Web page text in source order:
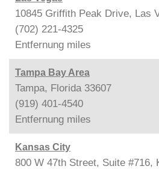
10845 Griffith Peak Drive, Las
(702) 221-4325
Entfernung miles
Tampa Bay Area
Tampa, Florida 33607
(919) 401-4540
Entfernung miles
Kansas City
800 W 47th Street, Suite #716,